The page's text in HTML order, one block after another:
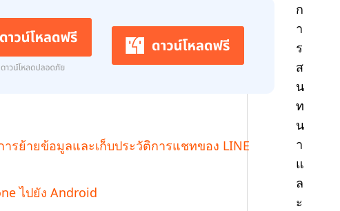
เขียนได้เร็วขึ้น ฉลาดขึ้น และดีกว่าด้วย AI
รย้ายข้อมูลและเก็บประวัติการแชทของ LINE
ไปยัง Android
ก
า
ร
ส
น
ท
น
า
แ
ล
ะ